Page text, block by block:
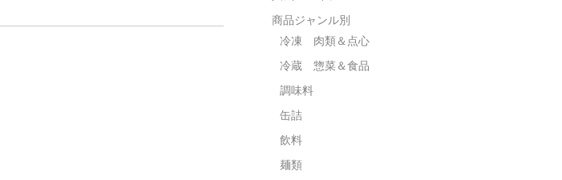
商品ジャンル別
冷凍 肉類＆点心
冷蔵 惣菜＆食品
調味料
缶詰
飲料
麺類